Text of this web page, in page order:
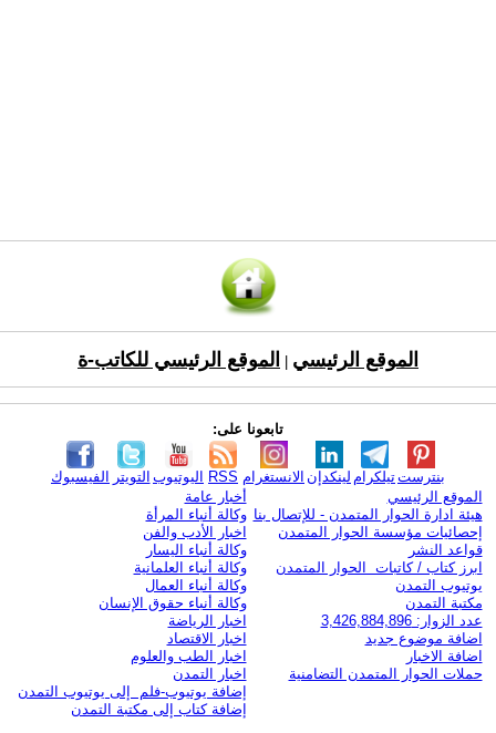
الموقع الرئيسي الموقع الرئيسي للكاتب-ة
تابعونا على:
الفيسبوك التويتر اليوتيوب RSS الانستغرام لينكدإن تيلكرامبنترست
الموقع الرئيسي
هيئة ادارة الحوار المتمدن - للإتصال بنا
إحصائيات مؤسسة الحوار المتمدن
قواعد النشر
ابرز كتاب / كاتبات الحوار المتمدن
يوتيوب التمدن
مكتبة التمدن
عدد الزوار: 3,426,884,896
اضافة موضوع جديد
اضافة الاخبار
حملات الحوار المتمدن التضامنية
أخبار عامة
وكالة أنباء المرأة
اخبار الأدب والفن
وكالة أنباء اليسار
وكالة أنباء العلمانية
وكالة أنباء العمال
وكالة أنباء حقوق الإنسان
اخبار الرياضة
اخبار الاقتصاد
اخبار الطب والعلوم
اخبار التمدن
إضافة يوتيوب-فلم إلى يوتيوب التمدن
إضافة كتاب إلى مكتبة التمدن